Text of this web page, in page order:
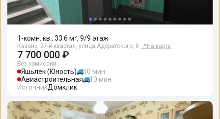
1-комн. кв., 33.6 м², 9/9 этаж
Казань, 27-й квартал, улица Адоратского, 8 📍 На карте
7 700 000 ₽
Без комиссии
Яшьлек (Юность)
10 мин
Авиастроительная
10 мин
ИсточникДомклик